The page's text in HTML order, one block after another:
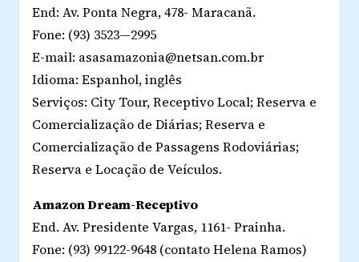
End: Av. Ponta Negra, 478- Maracanã.
Fone: (93) 3523—2995
E-mail: asasamazonia@netsan.com.br
Idioma: Espanhol, inglês
Serviços: City Tour, Receptivo Local; Reserva e
Comercialização de Diárias; Reserva e
Comercialização de Passagens Rodoviárias;
Reserva e Locação de Veículos.
Amazon Dream-Receptivo
End. Av. Presidente Vargas, 1161- Prainha.
Fone: (93) 99122-9648 (contato Helena Ramos)